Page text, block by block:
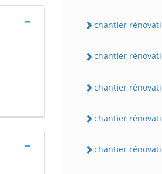
chantier
chantier
chantier
chantier
chantier